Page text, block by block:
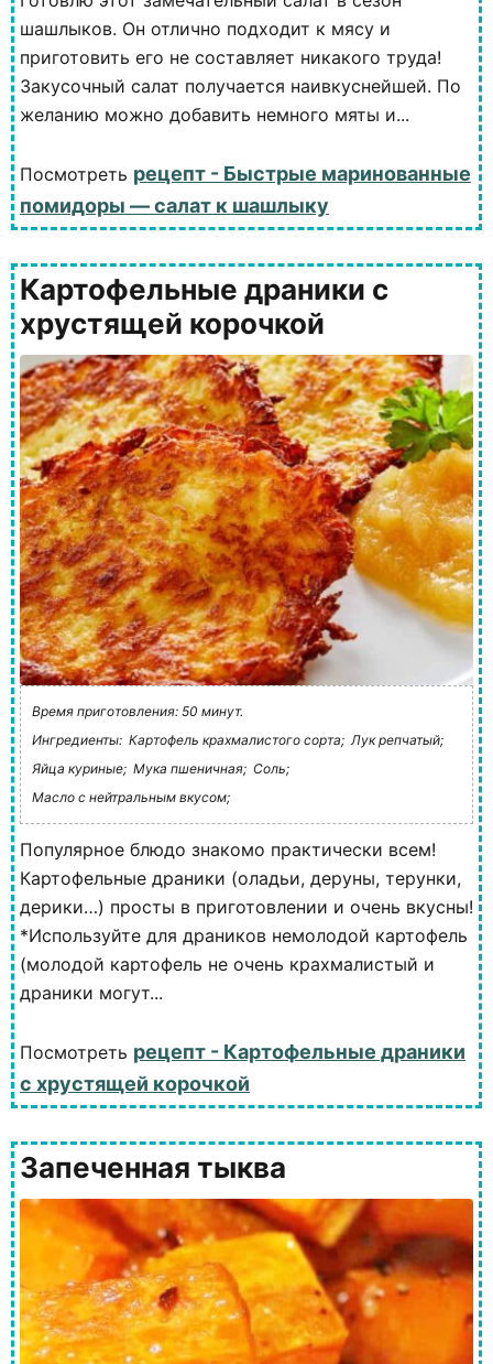
шашлыков. Он отлично подходит к мясу и
приготовить его не составляет никакого труда!
Закусочный салат получается наивкуснейшей. По
желанию можно добавить немного мяты и...
Посмотреть рецепт - Быстрые маринованные
помидоры — салат к шашлыку
Картофельные драники с
хрустящей корочкой
Время приготовления: 50 минут.
Ингредиенты: Картофель крахмалистого сорта; Лук репчатый;
Яйца куриные; Мука пшеничная; Соль;
Масло с нейтральным вкусом;
Популярное блюдо знакомо практически всем!
Картофельные драники (оладьи, деруны, терунки,
дерики…) просты в приготовлении и очень вкусны!
*Используйте для драников немолодой картофель
(молодой картофель не очень крахмалистый и
драники могут...
Посмотреть рецепт - Картофельные драники
с хрустящей корочкой
Запеченная тыква